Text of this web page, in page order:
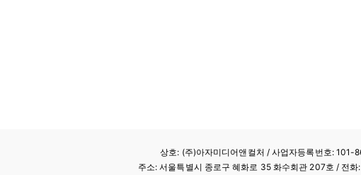
상호: (주)아자미디어앤컬처 /사업자등록번호: 101-
주소: 서울특별시 종로구 혜화로 35 화수회관 207호 / 전